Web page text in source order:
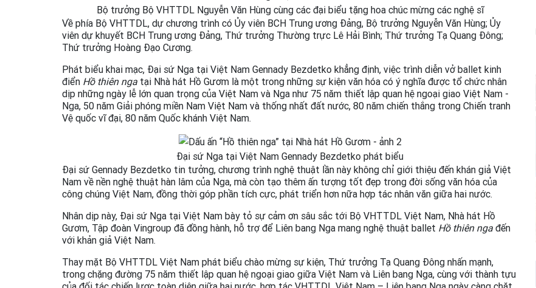
Bộ trưởng Bộ VHTTDL Nguyễn Văn Hùng cùng các đại biểu tặng hoa chúc mừng các nghệ sĩ
Về phía Bộ VHTTDL, dự chương trình có Ủy viên BCH Trung ương Đảng, Bộ trưởng Nguyễn Văn Hùng; Ủy
viên dự khuyết BCH Trung ương Đảng, Thứ trưởng Thường trực Lê Hải Bình; Thứ trưởng Tạ Quang Đông;
Thứ trưởng Hoàng Đạo Cương.
Phát biểu khai mạc, Đại sứ Nga tại Việt Nam Gennady Bezdetko khẳng định, việc trình diễn vở ballet kinh
điển Hồ thiên nga tại Nhà hát Hồ Gươm là một trong những sự kiện văn hóa có ý nghĩa được tổ chức nhân
dịp những ngày lễ lớn quan trọng của Việt Nam và Nga như 75 năm thiết lập quan hệ ngoại giao Việt Nam -
Nga, 50 năm Giải phóng miền Nam Việt Nam và thống nhất đất nước, 80 năm chiến thắng trong Chiến tranh
Vệ quốc vĩ đại, 80 năm Quốc khánh Việt Nam.
Đại sứ Nga tại Việt Nam Gennady Bezdetko phát biểu
Đại sứ Gennady Bezdetko tin tưởng, chương trình nghệ thuật lần này không chỉ giới thiệu đến khán giả Việt
Nam về nền nghệ thuật hàn lâm của Nga, mà còn tạo thêm ấn tượng tốt đẹp trong đời sống văn hóa của
công chúng Việt Nam, đồng thời góp phần tích cực, phát triển hơn nữa hợp tác nhân văn giữa hai nước.
Nhân dịp này, Đại sứ Nga tại Việt Nam bày tỏ sự cảm ơn sâu sắc tới Bộ VHTTDL Việt Nam, Nhà hát Hồ
Gươm, Tập đoàn Vingroup đã đồng hành, hỗ trợ để Liên bang Nga mang nghệ thuật ballet Hồ thiên nga đến
với khản giả Việt Nam.
Thay mặt Bộ VHTTDL Việt Nam phát biểu chào mừng sự kiện, Thứ trưởng Tạ Quang Đông nhấn mạnh,
trong chặng đường 75 năm thiết lập quan hệ ngoại giao giữa Việt Nam và Liên bang Nga, cùng với thành tựu